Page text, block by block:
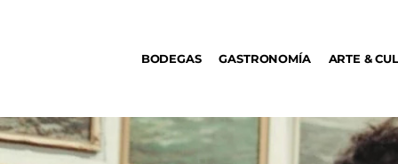
BODEGAS GASTRONOMÍA ARTE &
MÚSICA